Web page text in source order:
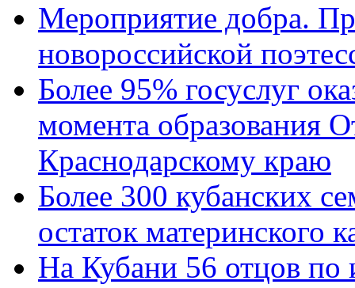
Мероприятие добра.
новороссийской
Более 95% госуслуг
момента образования
Краснодарскому краю
Более 300 кубанских
остаток материнского
На Кубани 56 отцов по